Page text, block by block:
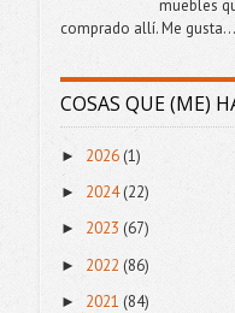
muebles
comprado allí. Me gusta...
COSAS QUE (ME)
► 2026 (1)
► 2024(22)
► 2023 (67)
► 2022 (86)
► 2021 (84)